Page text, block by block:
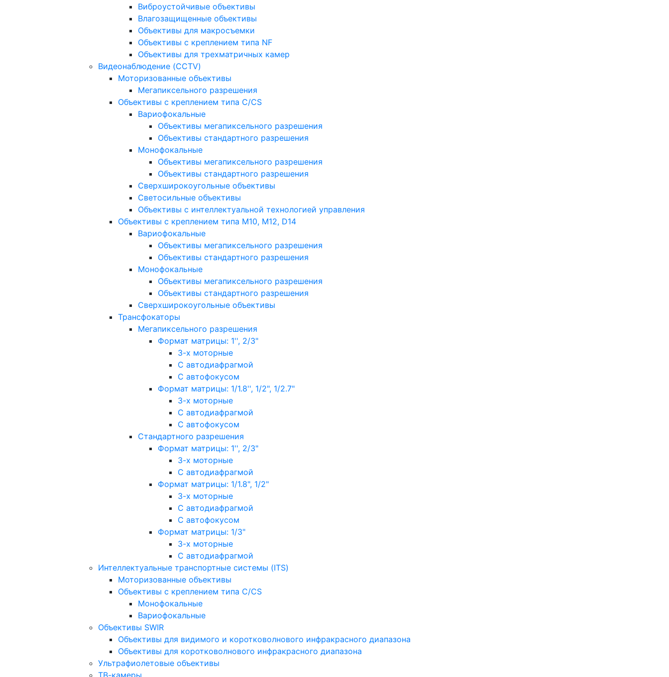
Виброустойчивые объективы
Влагозащищенные объективы
Объективы для макросъемки
Объективы с креплением типа NF
Объективы для трехматричных камер
Видеонаблюдение (CCTV)
Моторизованные объективы
Мегапиксельного разрешения
Объективы с креплением типа C/CS
Вариофокальные
Объективы мегапиксельного разрешения
Объективы стандартного разрешения
Монофокальные
Объективы мегапиксельного разрешения
Объективы стандартного разрешения
Сверхширокоугольные объективы
Светосильные объективы
Объективы с интеллектуальной технологией управления
Объективы с креплением типа M10, M12, D14
Вариофокальные
Объективы мегапиксельного разрешения
Объективы стандартного разрешения
Монофокальные
Объективы мегапиксельного разрешения
Объективы стандартного разрешения
Сверхширокоугольные объективы
Трансфокаторы
Мегапиксельного разрешения
Формат матрицы: 1'', 2/3"
3-х моторные
С автодиафрагмой
С автофокусом
Формат матрицы: 1/1.8'', 1/2", 1/2.7"
3-х моторные
С автодиафрагмой
С автофокусом
Стандартного разрешения
Формат матрицы: 1'', 2/3"
3-х моторные
С автодиафрагмой
Формат матрицы: 1/1.8", 1/2"
3-х моторные
С автодиафрагмой
С автофокусом
Формат матрицы: 1/3"
3-х моторные
С автодиафрагмой
Интеллектуальные транспортные системы (ITS)
Моторизованные объективы
Объективы с креплением типа C/CS
Монофокальные
Вариофокальные
Объективы SWIR
Объективы для видимого и коротковолнового инфракрасного диапазона
Объективы для коротковолнового инфракрасного диапазона
Ультрафиолетовые объективы
ТВ-камеры